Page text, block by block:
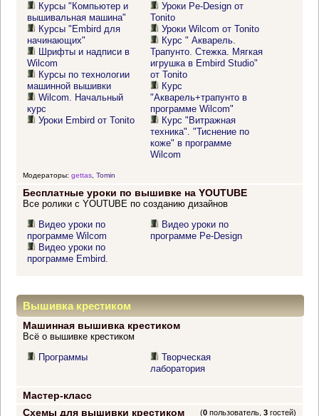
Курсы "Компьютер и
вышивальная машина"
Курсы "Embird для
начинающих"
Шрифты и надписи в
Wilcom
Курсы по технологии
машинной вышивки
Wilcom. Начальный
курс
Уроки Embird от Tonito
Уроки Pe-Design от
Tonito
Уроки Wilcom от Tonito
Курс " Акварель.
Трапунто. Стежка. Мягкая
игрушка в Embird Studio"
от Tonito
Курс
"Акварель+трапунто в
программе Wilcom"
Курс "Витражная
техника". "Тиснение по
коже" в программе
Wilcom
Модераторы: gettas, Tomin
Бесплатные уроки по вышивке на YOUTUBE
Все ролики с YOUTUBE по созданию дизайнов
Видео уроки по
программе Wilcom
Видео уроки по
программе Embird.
Видео уроки по
программе Pe-Design
Вышивка крестиком
Машинная вышивка крестиком
Всё о вышивке крестиком
Программы
Творческая
лаборатория
Мастер-класс
Схемы для вышивки крестиком
(0 пользователь,3 гостей)